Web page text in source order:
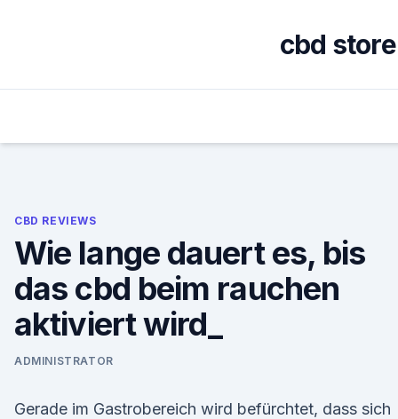
cbd
CBD REVIEWS
Wie lange dauert es, bis
das cbd beim rauchen
aktiviert wird_
ADMINISTRATOR
Gerade im Gastrobereich wird befürchtet, dass sich